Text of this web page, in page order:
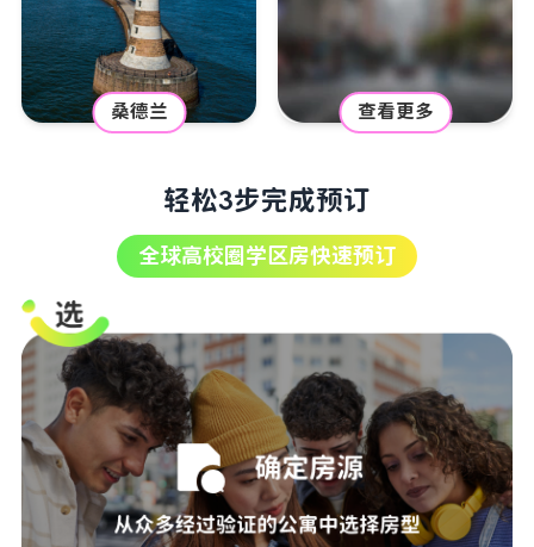
桑德兰 查看更多
轻松3步完成预订
全球高校圈学区房快速预订